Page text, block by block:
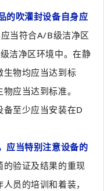
的吹灌封设备自身应
当符合A/B级洁净区
洁净区环境中。在静
生物均应当达到标
应当达到标准。
备至少应当安装在D
应当特别注意设备的
的验证及结果的重现
员的培训和着装，